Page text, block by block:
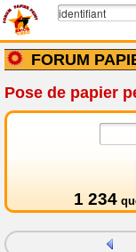
FORUM
Pose de papier
1 234